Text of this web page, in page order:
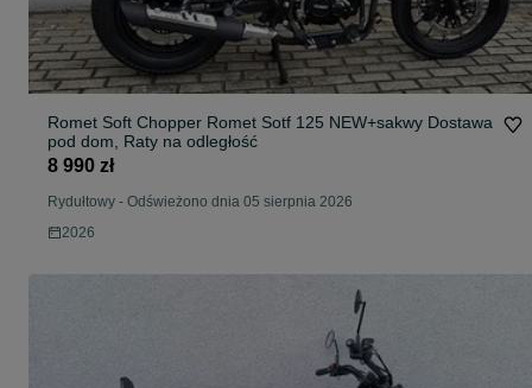
Romet Soft Chopper Romet Sotf 125 NEW+sakwy Dostawa
pod dom, Raty na odległość
8 990 zł
Rydułtowy - Odświeżono dnia 05 sierpnia 2026
2026